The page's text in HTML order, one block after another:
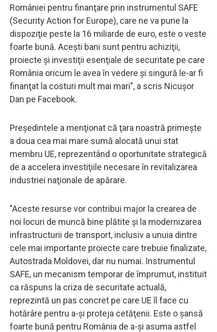
României pentru finanţare prin instrumentul SAFE
(Security Action for Europe), care ne va pune la
dispoziţie peste la 16 miliarde de euro, este o veste
foarte bună. Aceşti bani sunt pentru achiziţii,
proiecte şi investiţii esenţiale de securitate pe care
România oricum le avea în vedere şi singură le-ar fi
finanţat la costuri mult mai mari", a scris Nicuşor
Dan pe Facebook.
Preşedintele a menţionat că ţara noastră primeşte
a doua cea mai mare sumă alocată unui stat
membru UE, reprezentând o oportunitate strategică
de a accelera investiţiile necesare în revitalizarea
industriei naţionale de apărare.
"Aceste resurse vor contribui major la crearea de
noi locuri de muncă bine plătite şi la modernizarea
infrastructurii de transport, inclusiv a unuia dintre
cele mai importante proiecte care trebuie finalizate,
Autostrada Moldovei, dar nu numai. Instrumentul
SAFE, un mecanism temporar de împrumut, instituit
ca răspuns la criza de securitate actuală,
reprezintă un pas concret pe care UE îl face cu
hotărâre pentru a-şi proteja cetăţenii. Este o şansă
foarte bună pentru România de a-şi asuma astfel